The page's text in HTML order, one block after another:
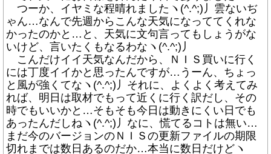
つーか、イヤミな程晴れましたヽ(^.^;)丿雲ないぢ
ゃん…なんで先週からこんな天気になっててくれな
かったのかと…と、天気に文句言ってもしょうがな
いけど、言いたくもなるわなヽ(^.^;)丿
こんだけイイ天気なんだから、ＮＩＳ買いに行く
には丁度イイかと思ったんですが…うーん、ちょっ
と風が強くてなヽ(^.^;)丿それに、よくよく考えてみ
れば、明日は取材でもって近くに行く訳だし、その
時でもいいかと…そもそも今日は動きにくい日でも
あったんだしねヽ(^.^;)丿なに、慌てるコトは無い…
まだ今のバージョンのＮＩＳの更新ファイルの期限
切れまでは数日あるのだか…本当に数日だけどヽ